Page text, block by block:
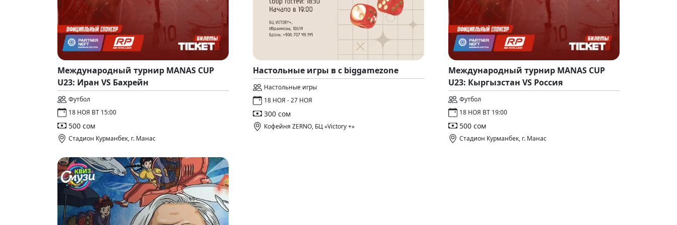
Международный турнир MANAS CUP
U23: Иран VS Бахрейн
Футбол
18 НОЯ ВТ 15:00
500 сом
Стадион Курманбек, г. Манас
Настольные игры в с biggamezone
Настольные игры
18 НОЯ - 27 НОЯ
300 сом
Кофейня ZERNO, БЦ «Victory +»
Международный турнир MANAS CUP
U23: Кыргызстан VS Россия
Футбол
18 НОЯ ВТ 19:00
500 сом
Стадион Курманбек, г. Манас